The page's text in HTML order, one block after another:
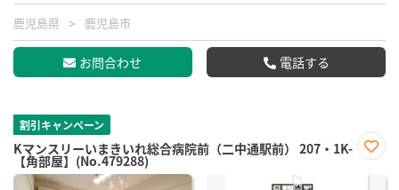
鹿児島県 鹿児島市
お問合わせ 電話する
割引キャンペーン
Kマンスリーいまきいれ総合病院前（二中通駅前） 207・1K-
【角部屋】(No.479288)
に入